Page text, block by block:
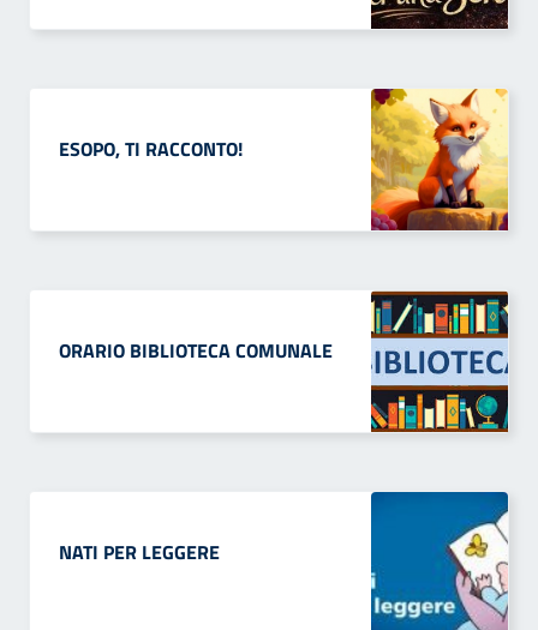
ESOPO, TI RACCONTO!
ORARIO BIBLIOTECA COMUNALE
NATI PER LEGGERE